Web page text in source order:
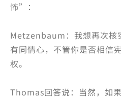
怖”：
Metzenbaum：我想再次核
有同情心，不管你是否相信
权。
Thomas回答说：当然，如